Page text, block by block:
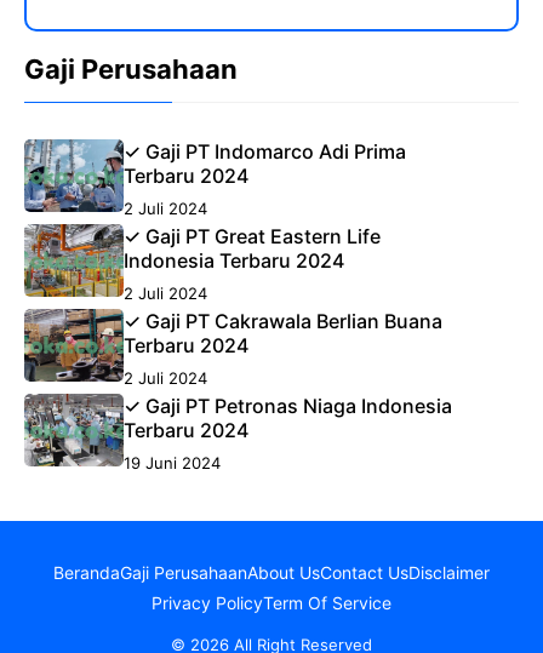
Gaji Perusahaan
✓ Gaji PT Indomarco Adi Prima
Terbaru 2024
2 Juli 2024
✓ Gaji PT Great Eastern Life
Indonesia Terbaru 2024
2 Juli 2024
✓ Gaji PT Cakrawala Berlian Buana
Terbaru 2024
2 Juli 2024
✓ Gaji PT Petronas Niaga Indonesia
Terbaru 2024
19 Juni 2024
BerandaGaji PerusahaanAbout UsContact UsDisclaimer
Privacy PolicyTerm Of Service
© 2026 All Right Reserved